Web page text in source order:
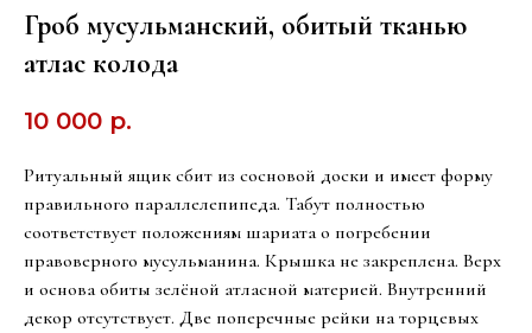
Гроб мусульманский, обитый тканью
атлас колода
10 000 р.
Ритуальный ящик сбит из сосновой доски и имеет форму
правильного параллелепипеда. Табут полностью
соответствует положениям шариата о погребении
правоверного мусульманина. Крышка не закреплена. Верх
и основа обиты зелёной атласной материей. Внутренний
декор отсутствует. Две поперечные рейки на торцевых